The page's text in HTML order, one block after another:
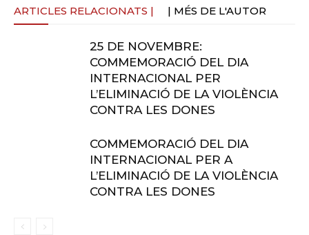
ARTICLES RELACIONATS | | MÉS DE L'AUTOR
25 DE NOVEMBRE:
COMMEMORACIÓ DEL DIA
INTERNACIONAL PER
L’ELIMINACIÓ DE LA VIOLÈNCIA
CONTRA LES DONES
COMMEMORACIÓ DEL DIA
INTERNACIONAL PER A
L’ELIMINACIÓ DE LA VIOLÈNCIA
CONTRA LES DONES